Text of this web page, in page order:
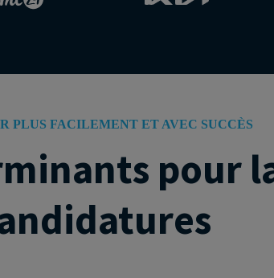
PLUS FACILEMENT ET AVEC SUCCÈS
pour